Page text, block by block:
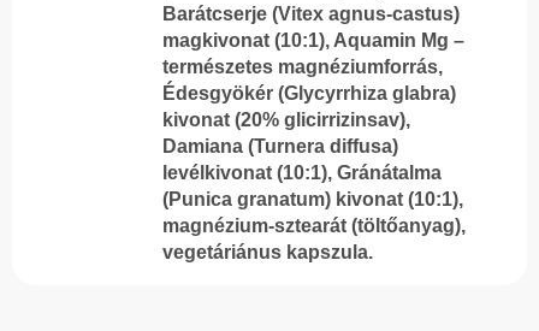
Barátcserje (Vitex agnus-castus)
magkivonat (10:1), Aquamin Mg –
természetes magnéziumforrás,
Édesgyökér (Glycyrrhiza glabra)
kivonat (20% glicirrizinsav),
Damiana (Turnera diffusa)
levélkivonat (10:1), Gránátalma
(Punica granatum) kivonat (10:1),
magnézium-sztearát (töltőanyag),
vegetáriánus kapszula.